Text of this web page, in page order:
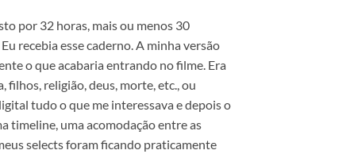
por 32 horas, mais ou menos 30
recebia esse caderno. A minha versão
o que acabaria entrando no filme. Era
filhos, religião, deus, morte, etc., ou
tudo o que me interessava e depois o
timeline, uma acomodação entre as
selects foram ficando praticamente